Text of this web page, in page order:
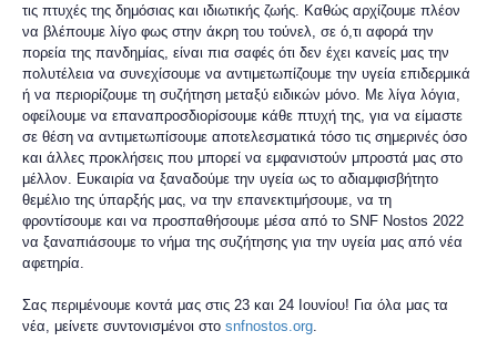
τις πτυχές της δημόσιας και ιδιωτικής ζωής. Καθώς αρχίζουμε πλέον
να βλέπουμε λίγο φως στην άκρη του τούνελ, σε ό,τι αφορά την
πορεία της πανδημίας, είναι πια σαφές ότι δεν έχει κανείς μας την
πολυτέλεια να συνεχίσουμε να αντιμετωπίζουμε την υγεία επιδερμικά
ή να περιορίζουμε τη συζήτηση μεταξύ ειδικών μόνο. Με λίγα λόγια,
οφείλουμε να επαναπροσδιορίσουμε κάθε πτυχή της, για να είμαστε
σε θέση να αντιμετωπίσουμε αποτελεσματικά τόσο τις σημερινές όσο
και άλλες προκλήσεις που μπορεί να εμφανιστούν μπροστά μας στο
μέλλον. Ευκαιρία να ξαναδούμε την υγεία ως το αδιαμφισβήτητο
θεμέλιο της ύπαρξής μας, να την επανεκτιμήσουμε, να τη
φροντίσουμε και να προσπαθήσουμε μέσα από το SNF Nostos 2022
να ξαναπιάσουμε το νήμα της συζήτησης για την υγεία μας από νέα
αφετηρία.
Σας περιμένουμε κοντά μας στις 23 και 24 Ιουνίου! Για όλα μας τα
νέα, μείνετε συντονισμένοι στο snfnostos.org